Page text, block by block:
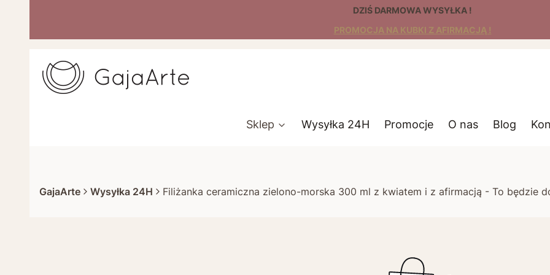
DZIŚ DARMOWA WYSYŁKA !
PROMOCJA NA KUBKI Z AFIRMACJĄ !
Sklep Wysyłka 24H Promocje O nas Blog
GajaArte Wysyłka 24H Filiżanka ceramiczna zielono-morska 300 ml z kwiatem i z afirmacją - To będzie